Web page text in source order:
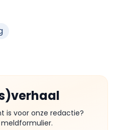
is voor onze redactie?